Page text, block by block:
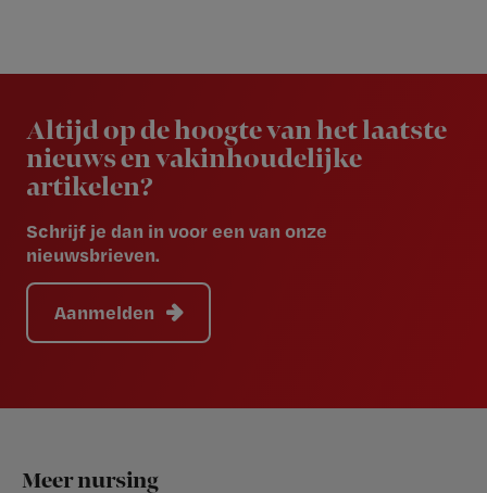
Altijd op de hoogte van het laatste
nieuws en vakinhoudelijke
artikelen?
Schrijf je dan in voor een van onze
nieuwsbrieven.
Aanmelden
Footer
Meer nursing